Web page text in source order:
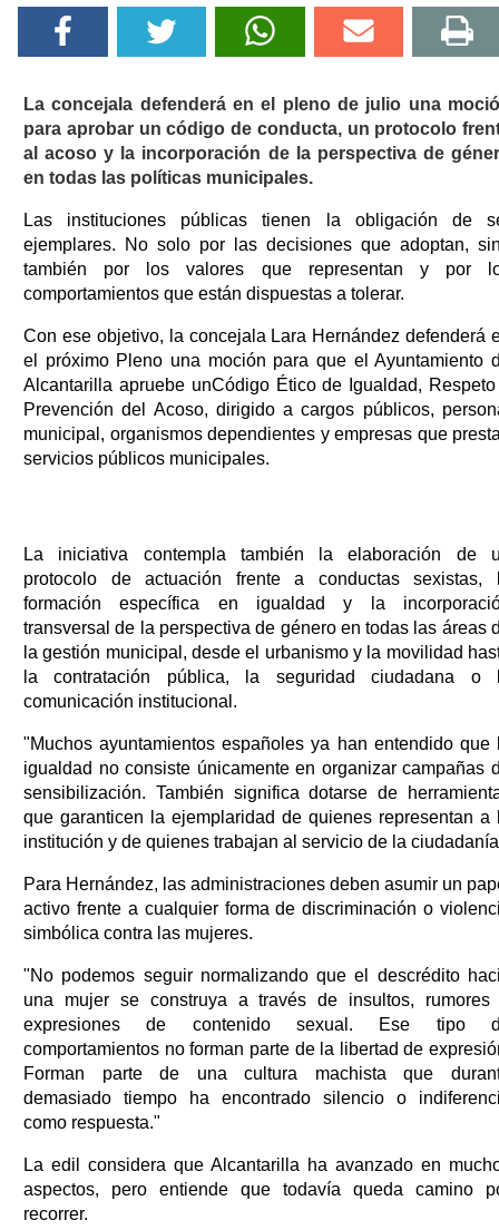
La concejala defenderá en el pleno de julio una
para aprobar un código de conducta, un protocolo
al acoso y la incorporación de la perspectiva de
en todas las políticas municipales.
Las instituciones públicas tienen la obligación de
ejemplares. No solo por las decisiones que adoptan,
también por los valores que representan y por
comportamientos que están dispuestas a tolerar.
Con ese objetivo, la concejala Lara Hernández defenderá
el próximo Pleno una moción para que el Ayuntamiento
Alcantarilla apruebe unCódigo Ético de Igualdad,
Prevención del Acoso, dirigido a cargos públicos,
municipal, organismos dependientes y empresas que
servicios públicos municipales.
La iniciativa contempla también la elaboración de
protocolo de actuación frente a conductas sexistas,
formación específica en igualdad y la
transversal de la perspectiva de género en todas las áreas
la gestión municipal, desde el urbanismo y la movilidad
la contratación pública, la seguridad ciudadana o
comunicación institucional.
"Muchos ayuntamientos españoles ya han entendido que
igualdad no consiste únicamente en organizar campañas
sensibilización. También significa dotarse de
que garanticen la ejemplaridad de quienes representan a
institución y de quienes trabajan al servicio de la
Para Hernández, las administraciones deben asumir un
activo frente a cualquier forma de discriminación o
simbólica contra las mujeres.
"No podemos seguir normalizando que el descrédito
una mujer se construya a través de insultos, rumores
expresiones de contenido sexual. Ese tipo
comportamientos no forman parte de la libertad de
Forman parte de una cultura machista que
demasiado tiempo ha encontrado silencio o
como respuesta."
La edil considera que Alcantarilla ha avanzado en
aspectos, pero entiende que todavía queda camino
recorrer.